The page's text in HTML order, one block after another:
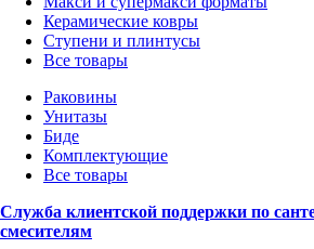
Керамические ковры
Ступени и плинтусы
Все товары
Раковины
Унитазы
Биде
Комплектующие
Все товары
Служба клиентской поддержки по
смесителям